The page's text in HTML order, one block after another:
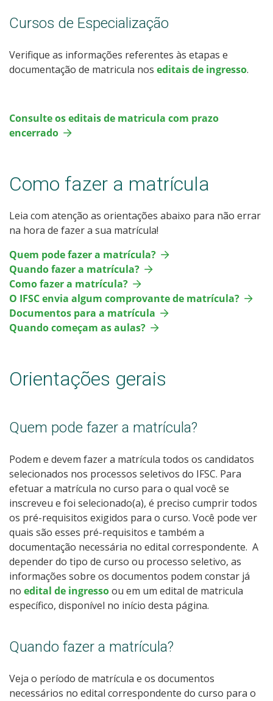
Cursos de Especialização
Verifique as informações referentes às etapas e
documentação de matricula nos editais de ingresso.
Consulte os editais de matricula com prazo
encerrado
Como fazer a matrícula
Leia com atenção as orientações abaixo para não errar
na hora de fazer a sua matrícula!
Quem pode fazer a matrícula?
Quando fazer a matrícula?
Como fazer a matrícula?
O IFSC envia algum comprovante de matrícula?
Documentos para a matrícula
Quando começam as aulas?
Orientações gerais
Quem pode fazer a matrícula?
Podem e devem fazer a matrícula todos os candidatos
selecionados nos processos seletivos do IFSC. Para
efetuar a matrícula no curso para o qual você se
inscreveu e foi selecionado(a), é preciso cumprir todos
os pré-requisitos exigidos para o curso. Você pode ver
quais são esses pré-requisitos e também a
documentação necessária no edital correspondente. A
depender do tipo de curso ou processo seletivo, as
informações sobre os documentos podem constar já
no edital de ingressoou em um edital de matricula
específico, disponível no início desta página.
Quando fazer a matrícula?
Veja o período de matrícula e os documentos
necessários no edital correspondente do curso para o